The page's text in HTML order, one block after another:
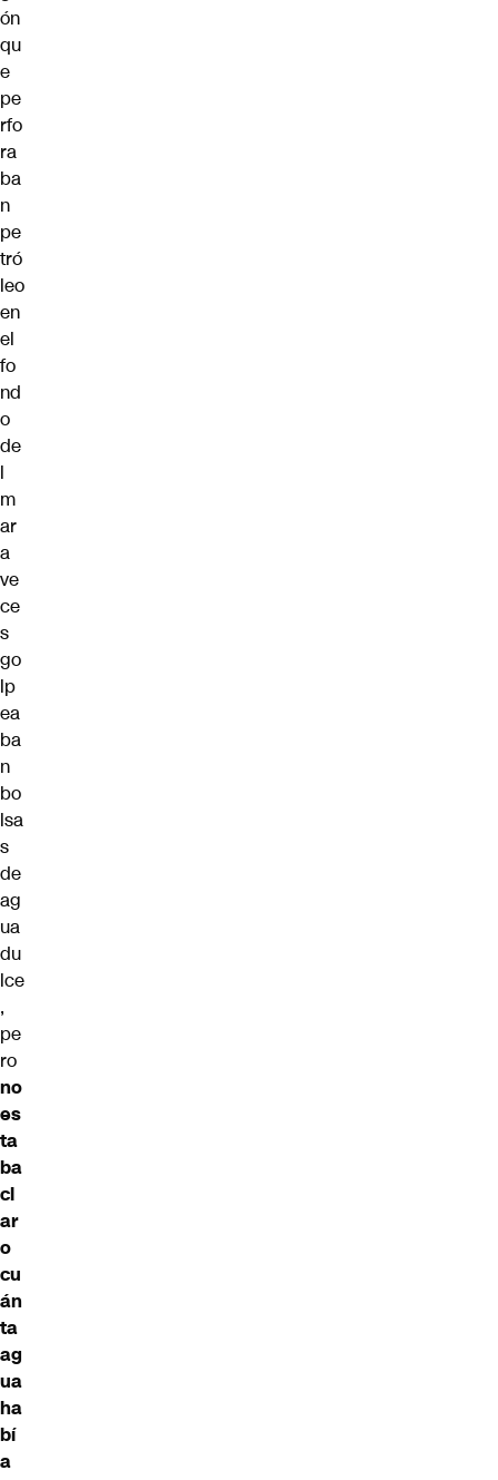
ón
qu
e
pe
rfo
ra
ba
n
pe
tró
leo
en
el
fo
nd
o
de
l
m
ar
a
ve
ce
s
go
lp
ea
ba
n
bo
lsa
s
de
ag
ua
du
lce
,
pe
ro
no
es
ta
ba
cl
ar
o
cu
án
ta
ag
ua
ha
bí
a